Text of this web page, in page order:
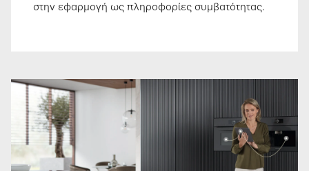
στην εφαρμογή ως πληροφορίες συμβατότητας.